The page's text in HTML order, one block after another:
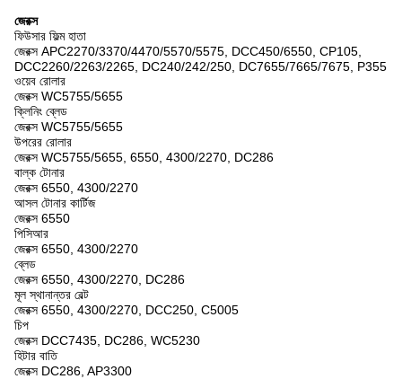
জেরক্স
ফিউসার ফিল্ম হাতা
জেরক্স APC2270/3370/4470/5570/5575, DCC450/6550, CP105,
DCC2260/2263/2265, DC240/242/250, DC7655/7665/7675, P355
ওয়েব রোলার
জেরক্স WC5755/5655
ক্লিনিং ব্লেড
জেরক্স WC5755/5655
উপরের রোলার
জেরক্স WC5755/5655, 6550, 4300/2270, DC286
বাল্ক টোনার
জেরক্স 6550, 4300/2270
আসল টোনার কার্টিজ
জেরক্স 6550
পিসিআর
জেরক্স 6550, 4300/2270
ব্লেড
জেরক্স 6550, 4300/2270, DC286
মূল স্থানান্তর বেল্ট
জেরক্স 6550, 4300/2270, DCC250, C5005
চিপ
জেরক্স DCC7435, DC286, WC5230
হিটার বাতি
জেরক্স DC286, AP3300